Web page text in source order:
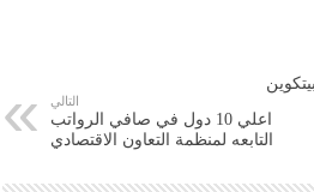
التالي
اعلي 10 دول في صافي الرواتب
التابعه لمنظمة التعاون الاقتصادي